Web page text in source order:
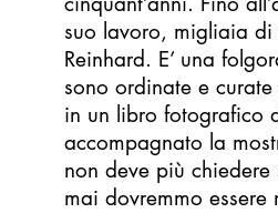
suo lavoro, migliaia
Reinhard. E’ una
sono ordinate e
in un libro fotografico
accompagnato la
non deve più
mai dovremmo